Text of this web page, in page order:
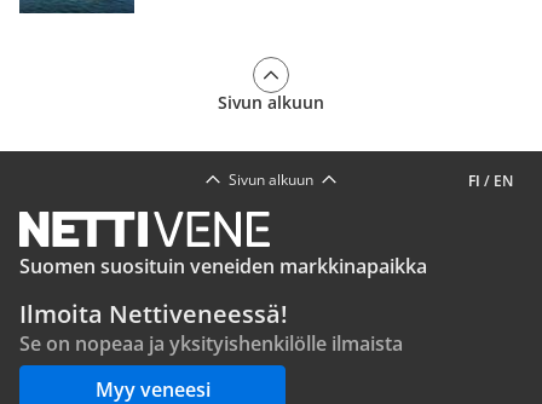
Sivun alkuun
FI / EN
Sivun alkuun
Suomen suosituin veneiden markkinapaikka
Ilmoita Nettiveneessä!
Se on nopeaa ja yksityishenkilölle ilmaista
Myy veneesi